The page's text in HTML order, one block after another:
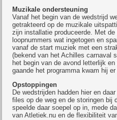
Muzikale ondersteuning
Vanaf het begin van de wedstrijd
getrakteerd op de muzikale
zijn installatie produceerde. Met
loopnummers wat ingetogen en
vanaf de start muziek met een
(bekend van het Achilles carnaval
het begin van de avond letterlijk
gaande het programma kwam hij
Opstoppingen
De wedstrijden hadden hier en
files op de weg en de storingen bij
speelde daar soepel op in, mede
van Atletiek.nu en de flexibiliteit